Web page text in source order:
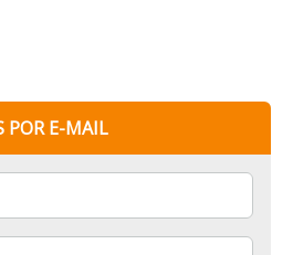
POR E-MAIL